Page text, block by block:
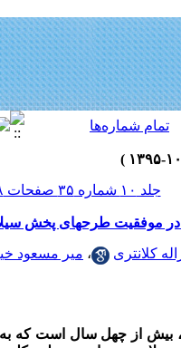
جلد ۱۰ شماره ۳۵ صفحات ۸-۱
در موفقیت طرحهای پخش
کلانتری ، میر مسعود
بیش از چهل سال است که